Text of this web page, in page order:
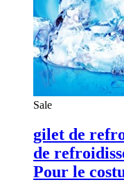
Sale
gilet de
de
Pour le